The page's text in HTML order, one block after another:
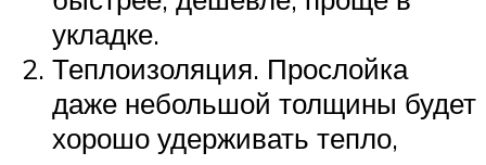
укладке.
Теплоизоляция. Прослойка
даже небольшой толщины будет
хорошо удерживать тепло,